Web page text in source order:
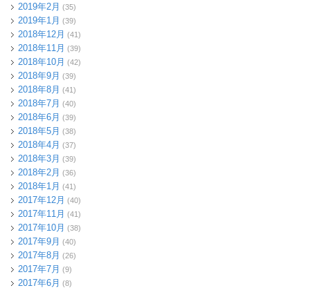
2019年2月 (35)
2019年1月 (39)
2018年12月 (41)
2018年11月 (39)
2018年10月 (42)
2018年9月 (39)
2018年8月 (41)
2018年7月 (40)
2018年6月 (39)
2018年5月 (38)
2018年4月 (37)
2018年3月 (39)
2018年2月 (36)
2018年1月 (41)
2017年12月 (40)
2017年11月 (41)
2017年10月 (38)
2017年9月 (40)
2017年8月 (26)
2017年7月 (9)
2017年6月 (8)